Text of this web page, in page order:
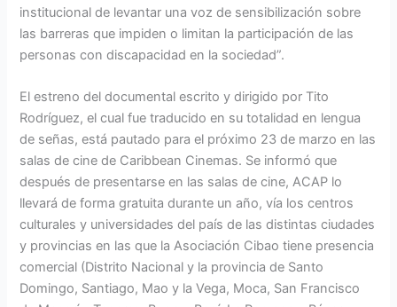
institucional de levantar una voz de sensibilización sobre
las barreras que impiden o limitan la participación de las
personas con discapacidad en la sociedad”.
El estreno del documental escrito y dirigido por Tito
Rodríguez, el cual fue traducido en su totalidad en lengua
de señas, está pautado para el próximo 23 de marzo en las
salas de cine de Caribbean Cinemas. Se informó que
después de presentarse en las salas de cine, ACAP lo
llevará de forma gratuita durante un año, vía los centros
culturales y universidades del país de las distintas ciudades
y provincias en las que la Asociación Cibao tiene presencia
comercial (Distrito Nacional y la provincia de Santo
Domingo, Santiago, Mao y la Vega, Moca, San Francisco